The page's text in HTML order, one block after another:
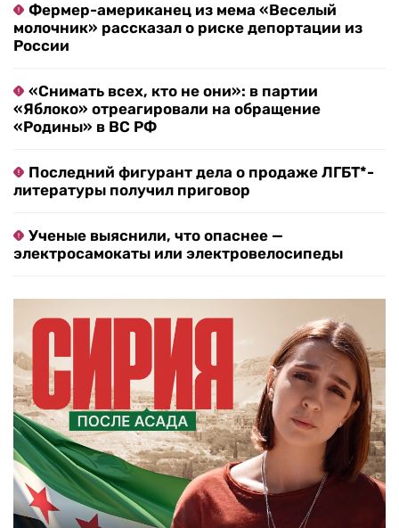
Фермер-американец из мема «Веселый
молочник» рассказал о риске депортации из
России
«Снимать всех, кто не они»: в партии
«Яблоко» отреагировали на обращение
«Родины» в ВС РФ
Последний фигурант дела о продаже ЛГБТ*-
литературы получил приговор
Ученые выяснили, что опаснее —
электросамокаты или электровелосипеды